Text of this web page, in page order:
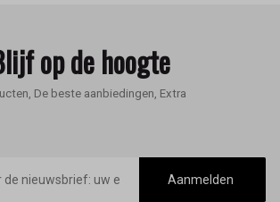
op de hoogte
De beste aanbiedingen, Extra
Aanmelden